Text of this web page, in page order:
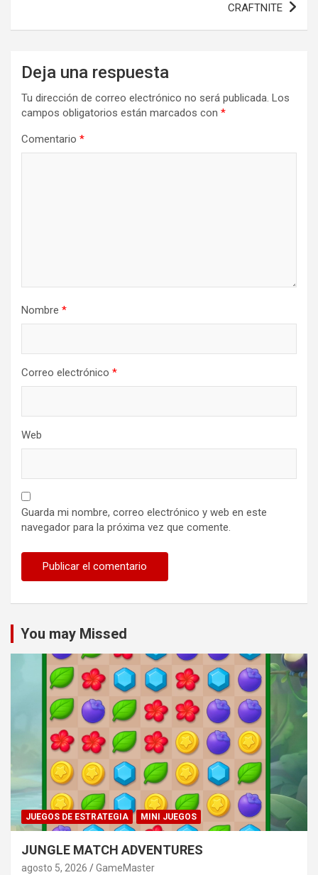
CRAFTNITE
Deja una respuesta
Tu dirección de correo electrónico no será publicada. Los
campos obligatorios están marcados con *
Comentario *
Nombre *
Correo electrónico *
Web
Guarda mi nombre, correo electrónico y web en este
navegador para la próxima vez que comente.
You may Missed
JUEGOS DE ESTRATEGIA MINI JUEGOS
JUNGLE MATCH ADVENTURES
agosto 5, 2026 GameMaster